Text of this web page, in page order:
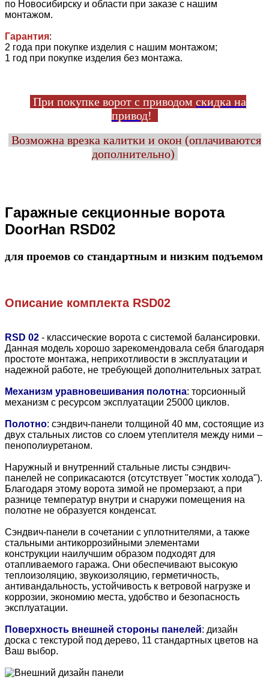
по Новосибирску и области при заказе с нашим
монтажом.
Гарантия:
2 года при покупке изделия с нашим монтажом;
1 год при покупке изделия без монтажа.
При покупке ворот с приводом скидка на
привод!
Возможна врезка калитки и окон (оплачиваются
дополнительно)
Гаражные секционные ворота
DoorHan RSD02
для проемов со стандартным и низким подъемом
Описание комплекта RSD02
RSD 02 - классические ворота с системой балансировки.
Данная модель хорошо зарекомендовала себя благодаря
простоте монтажа, неприхотливости в эксплуатации и
надежной работе, не требующей дополнительных затрат.
Механизм уравновешивания полотна: торсионный
механизм с ресурсом эксплуатации 25000 циклов.
Полотно: сэндвич-панели толщиной 40 мм, состоящие из
двух стальных листов со слоем утеплителя между ними –
пенополиуретаном.
Наружный и внутренний стальные листы сэндвич-
панелей не соприкасаются (отсутствует "мостик холода").
Благодаря этому ворота зимой не промерзают, а при
разнице температур внутри и снаружи помещения на
полотне не образуется конденсат.
Сэндвич-панели в сочетании с уплотнителями, а также
стальными антикоррозийными элементами
конструкции наилучшим образом подходят для
отапливаемого гаража. Они обеспечивают высокую
теплоизоляцию, звукоизоляцию, герметичность,
антивандальность, устойчивость к ветровой нагрузке и
коррозии, экономию места, удобство и безопасность
эксплуатации.
Поверхность внешней стороны панелей: дизайн
доска с текстурой под дерево, 11 стандартных цветов на
Ваш выбор.